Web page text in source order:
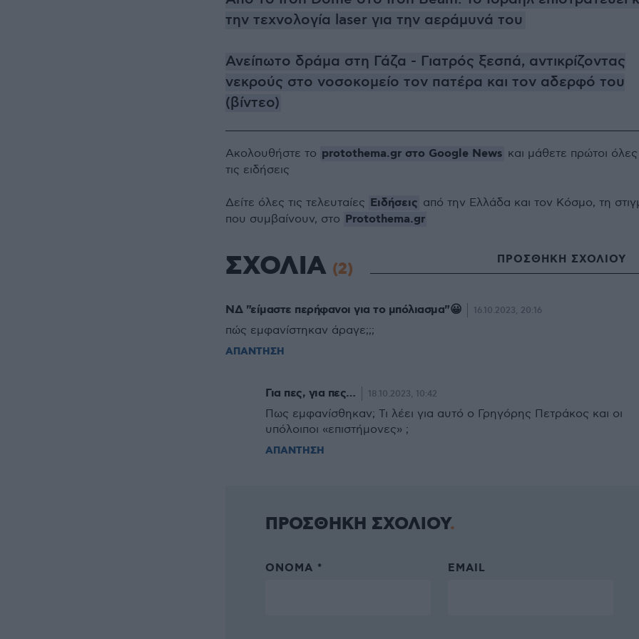
την τεχνολογία laser για την αεράμυνά του
Ανείπωτο δράμα στη Γάζα - Γιατρός ξεσπά, αντικρίζοντας
νεκρούς στο νοσοκομείο τον πατέρα και τον αδερφό του
(βίντεο)
Ακολουθήστε το protothema.gr στο Google News και μάθετε πρώτοι όλες
τις ειδήσεις
Δείτε όλες τις τελευταίες Ειδήσεις από την Ελλάδα και τον Κόσμο, τη
που συμβαίνουν, στο Protothema.gr
ΣΧΟΛΙΑ (2) ΠΡΟΣΘΗΚΗ ΣΧΟΛΙΟΥ
ΝΔ "είμαστε περήφανοι για το μπόλιασμα"😀 16.10.2023, 20:16
πώς εμφανίστηκαν άραγε;;;
ΑΠΑΝΤΗΣΗ
Για πες, για πες… 18.10.2023, 10:42
Πως εμφανίσθηκαν; Τι λέει για αυτό ο Γρηγόρης Πετράκος και οι
υπόλοιποι «επιστήμονες» ;
ΑΠΑΝΤΗΣΗ
ΠΡΟΣΘΗΚΗ ΣΧΟΛΙΟΥ
ΌΝΟΜΑ * EMAIL